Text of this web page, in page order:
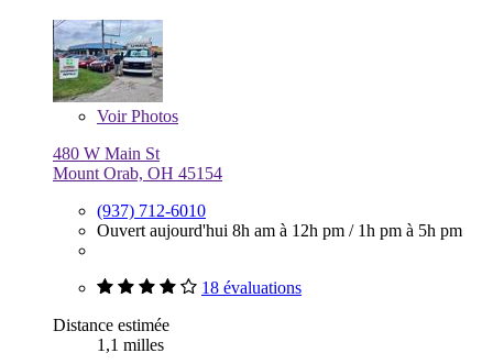
VoirPhotos
480 W Main St
Mount Orab, OH 45154
(937) 712-6010
Ouvert aujourd'hui 8h am à 12h pm / 1h pm à 5h pm
18 évaluations
Distance estimée
1,1 milles